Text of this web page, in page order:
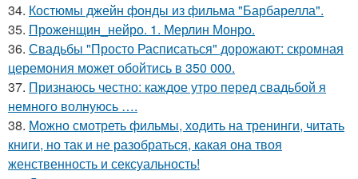
34. Костюмы джейн фонды из фильма "Барбарелла".
35. Проженщин_нейро. 1. Мерлин Монро.
36. Свадьбы "Просто Расписаться" дорожают: скромная
церемония может обойтись в 350 000.
37. Признаюсь честно: каждое утро перед свадьбой я
немного волнуюсь ….
38. Можно смотреть фильмы, ходить на тренинги, читать
книги, но так и не разобраться, какая она твоя
женственность и сексуальность!